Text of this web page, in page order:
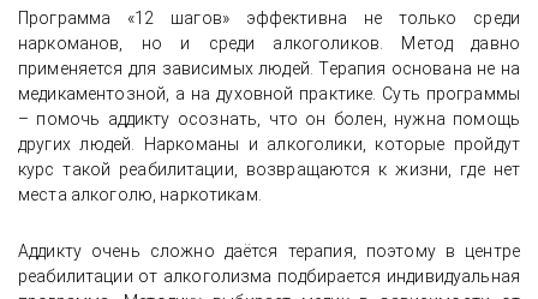
Программа «12 шагов» эффективна не только среди
наркоманов, но и среди алкоголиков. Метод давно
применяется для зависимых людей. Терапия основана не на
медикаментозной, а на духовной практике. Суть программы
– помочь аддикту осознать, что он болен, нужна помощь
других людей. Наркоманы и алкоголики, которые пройдут
курс такой реабилитации, возвращаются к жизни, где нет
места алкоголю, наркотикам.
Аддикту очень сложно даётся терапия, поэтому в центре
реабилитации от алкоголизма подбирается индивидуальная